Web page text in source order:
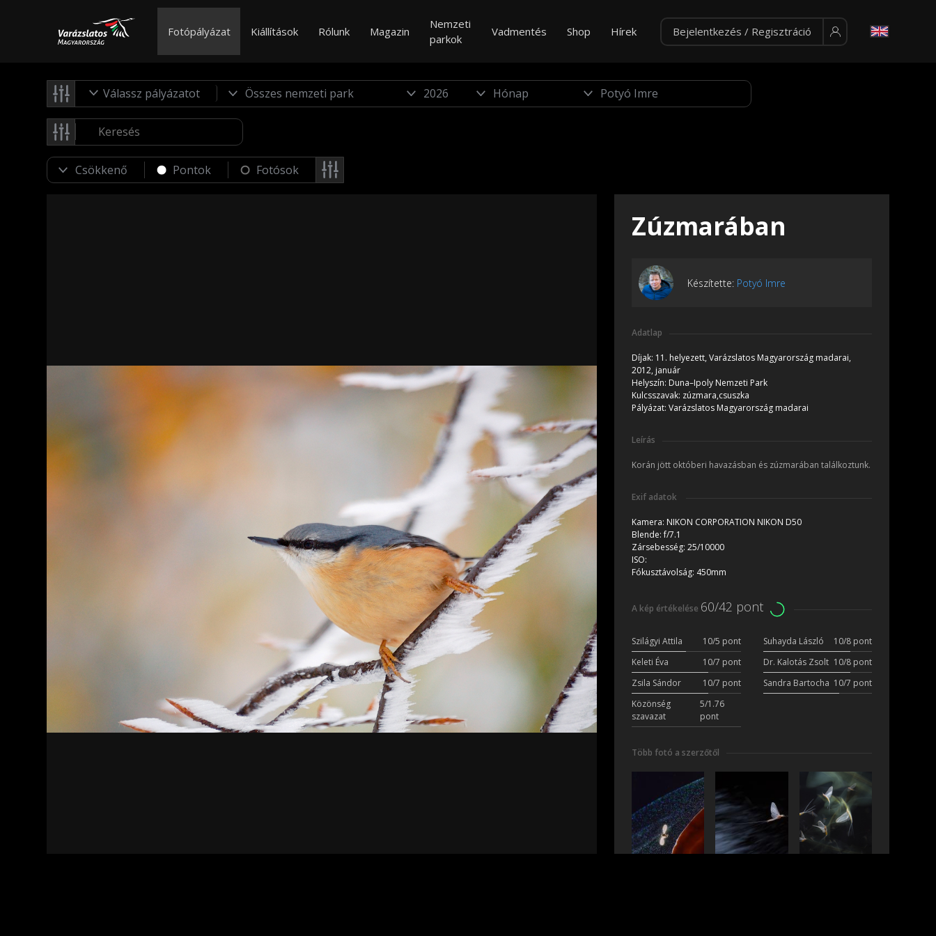
Fotópályázat Kiállítások Rólunk Magazin
Nemzeti
parkok
Vadmentés Shop Hírek Bejelentkezés / Regisztráció
Válassz pályázatot
Pontok Fotósok
Zúzmarában
Készítette: Potyó Imre
Adatlap
Díjak: 11. helyezett, Varázslatos Magyarország madarai,
2012, január
Helyszín: Duna–Ipoly Nemzeti Park
Kulcsszavak: zúzmara,csuszka
Pályázat: Varázslatos Magyarország madarai
Leírás
Korán jött októberi havazásban és zúzmarában találkoztunk.
Exif adatok
Kamera: NIKON CORPORATION NIKON D50
Blende:f/7.1
Zársebesség: 25/10000
ISO:
Fókusztávolság: 450mm
A kép értékelése 60/42 pont
Szilágyi Attila 10/5 pont Suhayda László
10/8 pont
Keleti Éva
10/7 pont Dr. Kalotás Zsolt 10/8 pont
Zsila Sándor
10/7 pont Sandra Bartocha 10/7 pont
Közönség
szavazat
5/1.76
pont
Több fotó a szerzőtől